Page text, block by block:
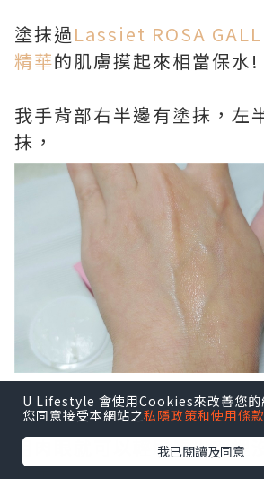
塗抹過Lassiet ROSA
精華的肌膚摸起來相當保水!
我手背部右半邊有塗抹，左
抹，
用肉眼就可以輕鬆看出哪裡
U Lifestyle 會使用Cookies來改善您的
您同意接受本網站之私隱政策和使用條款
我已閱讀及同意